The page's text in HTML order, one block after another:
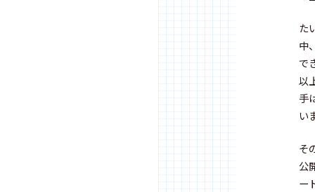
た
中
で
以
手
い
そ
公
ー